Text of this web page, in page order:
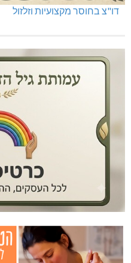
דו"צ בחוסר מקצועיות וזלזול